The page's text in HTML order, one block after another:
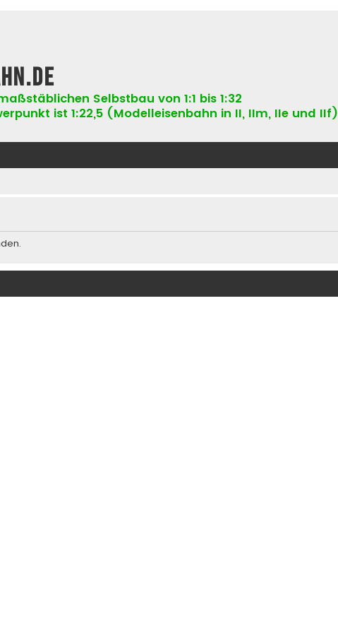
Selbstbau von 1:1 bis 1:32
ist 1:22,5 (Modelleisenbahn in II, IIm, IIe und IIf)